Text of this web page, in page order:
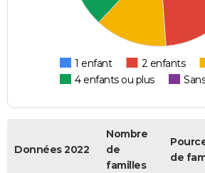
1 enfant 2 enfants
4 enfants ou plus
Données 2022
Nombre
de
familles
de